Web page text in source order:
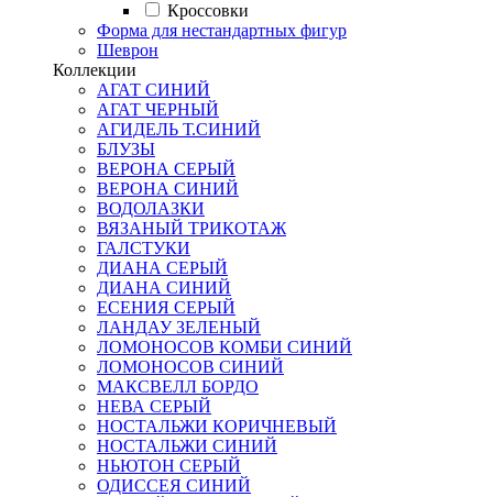
Кроссовки
Форма для нестандартных фигур
Шеврон
Коллекции
АГАТ СИНИЙ
АГАТ ЧЕРНЫЙ
АГИДЕЛЬ Т.СИНИЙ
БЛУЗЫ
ВЕРОНА СЕРЫЙ
ВЕРОНА СИНИЙ
ВОДОЛАЗКИ
ВЯЗАНЫЙ ТРИКОТАЖ
ГАЛСТУКИ
ДИАНА СЕРЫЙ
ДИАНА СИНИЙ
ЕСЕНИЯ СЕРЫЙ
ЛАНДАУ ЗЕЛЕНЫЙ
ЛОМОНОСОВ КОМБИ СИНИЙ
ЛОМОНОСОВ СИНИЙ
МАКСВЕЛЛ БОРДО
НЕВА СЕРЫЙ
НОСТАЛЬЖИ КОРИЧНЕВЫЙ
НОСТАЛЬЖИ СИНИЙ
НЬЮТОН СЕРЫЙ
ОДИССЕЯ СИНИЙ